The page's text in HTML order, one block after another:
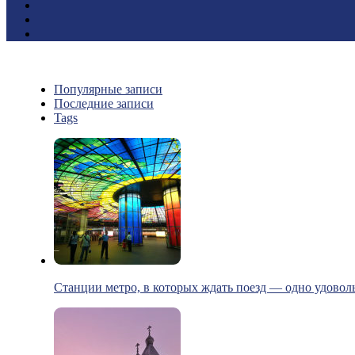
Популярные записи
Последние записи
Tags
Станции метро, в которых ждать поезд — одно